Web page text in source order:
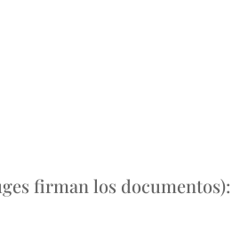
firman los documentos):